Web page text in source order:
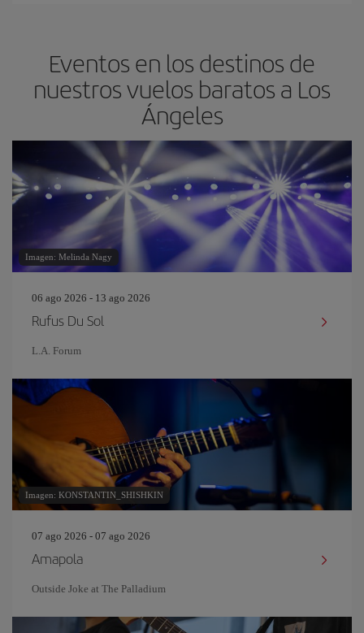
Eventos en los destinos de
nuestros vuelos baratos a Los
Ángeles
Imagen: Melinda Nagy
06 ago 2026 - 13 ago 2026
Rufus Du Sol
L.A. Forum
Imagen: KONSTANTIN_SHISHKIN
07 ago 2026 - 07 ago 2026
Amapola
Outside Joke at The Palladium